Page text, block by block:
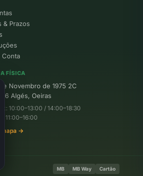
& Prazos
Conta
FÍSICA
de Novembro de 1975 2C
Algés, Oeiras
10:00–13:00 / 14:00–18:30
11:00–16:00
mapa →
MB MB Way Cartão